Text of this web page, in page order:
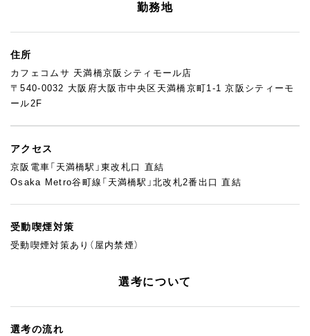
勤務地
住所
カフェコムサ 天満橋京阪シティモール店
〒540-0032 大阪府大阪市中央区天満橋京町1-1 京阪シティーモ
ール2F
アクセス
京阪電車「天満橋駅」東改札口 直結
Osaka Metro谷町線「天満橋駅」北改札2番出口 直結
受動喫煙対策
受動喫煙対策あり（屋内禁煙）
選考について
選考の流れ